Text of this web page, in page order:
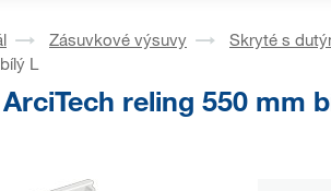
Zásuvkové výsuvy Skryté s
L
reling 550 mm